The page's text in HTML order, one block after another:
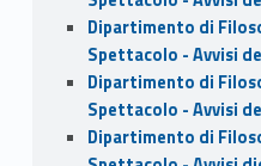
Dipartimento di
Spettacolo - Avvisi
Dipartimento di
Spettacolo - Avvisi
Dipartimento di